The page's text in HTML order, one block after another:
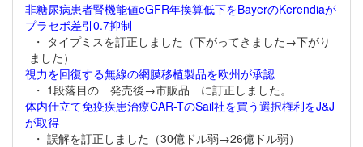
非糖尿病患者腎機能値eGFR年換算低下をBayerのKerendiaが
プラセボ差引0.7抑制
・ タイプミスを訂正しました（下がってきました→下がり
ました）
視力を回復する無線の網膜移植製品を欧州が承認
・ 1段落目の 発売後→市販品 に訂正しました。
体内仕立て免疫疾患治療CAR-TのSail社を買う選択権利をJ&J
が取得
・ 誤解を訂正しました（30億ドル弱→26億ドル弱）